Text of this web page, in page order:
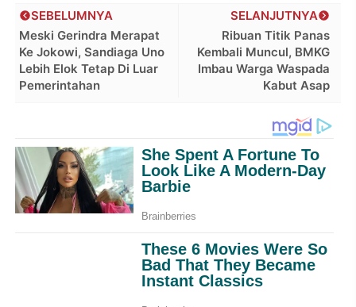
SELANJUTNYA
Ribuan Titik Panas
Kembali Muncul, BMKG
Imbau Warga Waspada
Kabut Asap
SEBELUMNYA
Meski Gerindra Merapat
Ke Jokowi, Sandiaga Uno
Lebih Elok Tetap Di Luar
Pemerintahan